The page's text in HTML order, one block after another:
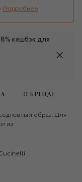
Подробнее
кешбэк для
О БРЕНДЕ
образ. Для
из